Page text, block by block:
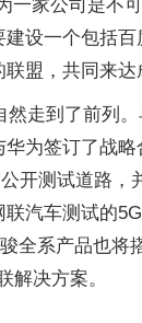
一家公司是不
设一个包括
盟，共同来达
走到了前列。
为签订了战
开测试道路，
汽车测试的
全系产品也将
解决方案。